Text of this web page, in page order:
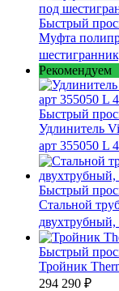
Быстрый
Муфта
Рекомендуем
Быстрый
Удлинитель
арт 355050 L
Быстрый
Стальной
двухтрубный,
Быстрый
Тройник
294 290 ₽